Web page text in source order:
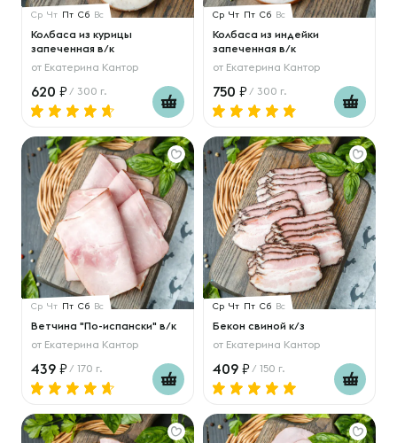
Ср Чт Пт Сб Вс
Колбаса из курицы
запеченная в/к
от Екатерина Кантор
620 / 300 г.
Ср Чт Пт Сб Вс
Колбаса из индейки
запеченная в/к
от Екатерина Кантор
750 / 300 г.
Ср Чт Пт Сб Вс
Ветчина "По-испански" в/к
от Екатерина Кантор
439 / 170 г.
Ср Чт Пт Сб Вс
Бекон свиной к/з
от Екатерина Кантор
409 / 150 г.